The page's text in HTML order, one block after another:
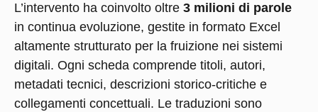
L’intervento ha coinvolto oltre 3 milioni di parole
in continua evoluzione, gestite in formato Excel
altamente strutturato per la fruizione nei sistemi
digitali. Ogni scheda comprende titoli, autori,
metadati tecnici, descrizioni storico-critiche e
collegamenti concettuali. Le traduzioni sono